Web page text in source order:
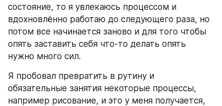
состояние, то я увлекаюсь процессом и
вдохновлённо работаю до следующего раза, но
потом все начинается заново и для того чтобы
опять заставить себя что-то делать опять
нужно много сил.
Я пробовал превратить в рутину и
обязательные занятия некоторые процессы,
например рисование, и это у меня получается,